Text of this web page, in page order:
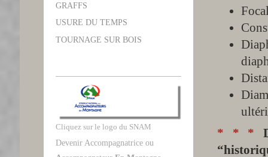
* * *
GRAFFS
USURE DU TEMPS
TOURNAGE SUR BOIS
Cliquez sur le logo du SNAM
Devenir Accompagnatrice ou